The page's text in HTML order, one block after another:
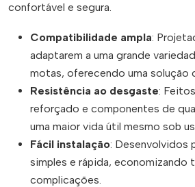
confortável e segura.
Compatibilidade ampla:
adaptarem a uma grande
motas, oferecendo uma solução
Resistência ao desgaste:
reforçado e componentes de
uma maior vida útil mesmo sob
Fácil instalação: Desenvolvidos
simples e rápida, economizando
complicações.